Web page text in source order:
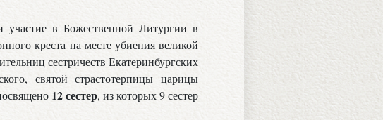
участие в Божественной Литургии в
креста на месте убиения великой
сестричеств Екатеринбургских
святой страстотерпицы царицы
12 сестер, из которых 9 сестер